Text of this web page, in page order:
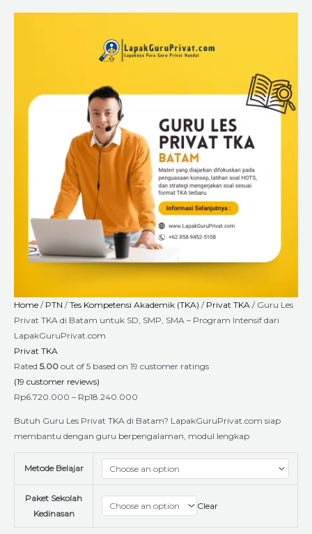
Home / PTN /Tes Kompetensi Akademik (TKA) / Privat TKA / Guru Les
Privat TKA di Batam untuk SD, SMP, SMA – Program Intensif dari
LapakGuruPrivat.com
Privat TKA
Rated 5.00 out of 5 based on 19 customer ratings
(19 customer reviews)
Rp6.720.000 – Rp18.240.000
through
Butuh Guru Les Privat TKA di Batam? LapakGuruPrivat.com siap
membantu dengan guru berpengalaman, modul lengkap
Metode Belajar
Paket Sekolah
Kedinasan
Clear
untuk
LapakGuruPrivat.com
quantity